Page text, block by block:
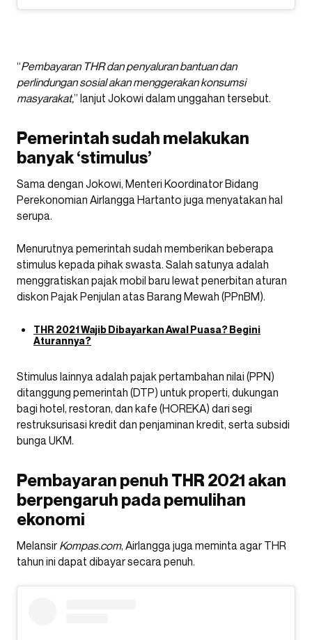
“Pembayaran THR dan penyaluran bantuan dan
perlindungan sosial akan menggerakan konsumsi
masyarakat,” lanjut Jokowi dalam unggahan tersebut.
Pemerintah sudah melakukan
banyak ‘stimulus’
Sama dengan Jokowi, Menteri Koordinator Bidang
Perekonomian Airlangga Hartanto juga menyatakan hal
serupa.
Menurutnya pemerintah sudah memberikan beberapa
stimulus kepada pihak swasta. Salah satunya adalah
menggratiskan pajak mobil baru lewat penerbitan aturan
diskon Pajak Penjulan atas Barang Mewah (PPnBM).
THR 2021 Wajib Dibayarkan Awal Puasa? Begini
Aturannya?
Stimulus lainnya adalah pajak pertambahan nilai (PPN)
ditanggung pemerintah (DTP) untuk properti, dukungan
bagi hotel, restoran, dan kafe (HOREKA) dari segi
restruksurisasi kredit dan penjaminan kredit, serta subsidi
bunga UKM.
Pembayaran penuh THR 2021 akan
berpengaruh pada pemulihan
ekonomi
Melansir Kompas.com, Airlangga juga meminta agar THR
tahun ini dapat dibayar secara penuh.